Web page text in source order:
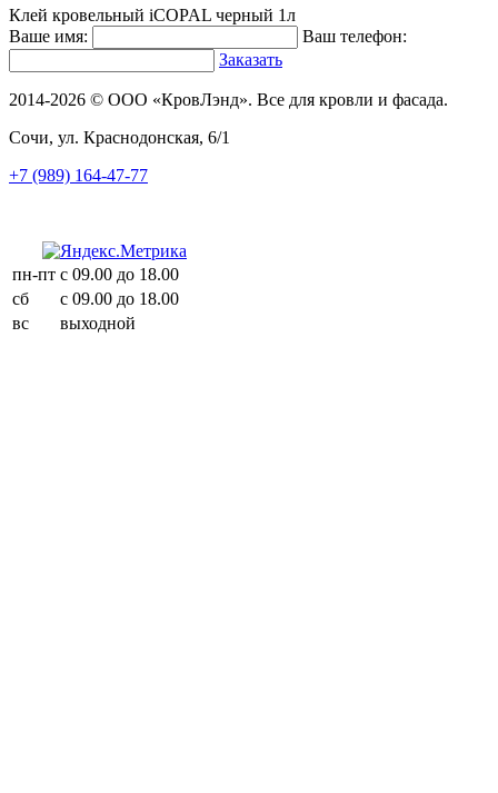
Клей кровельный iCOPAL черный 1л
Ваше имя:
Ваш телефон:
Заказать
2014-2026 © ООО «КровЛэнд». Все для кровли и фасада.
Сочи, ул. Краснодонская, 6/1
+7 (989) 164-47-77
пн-пт с 09.00 до 18.00
сб
с 09.00 до 18.00
вс
выходной